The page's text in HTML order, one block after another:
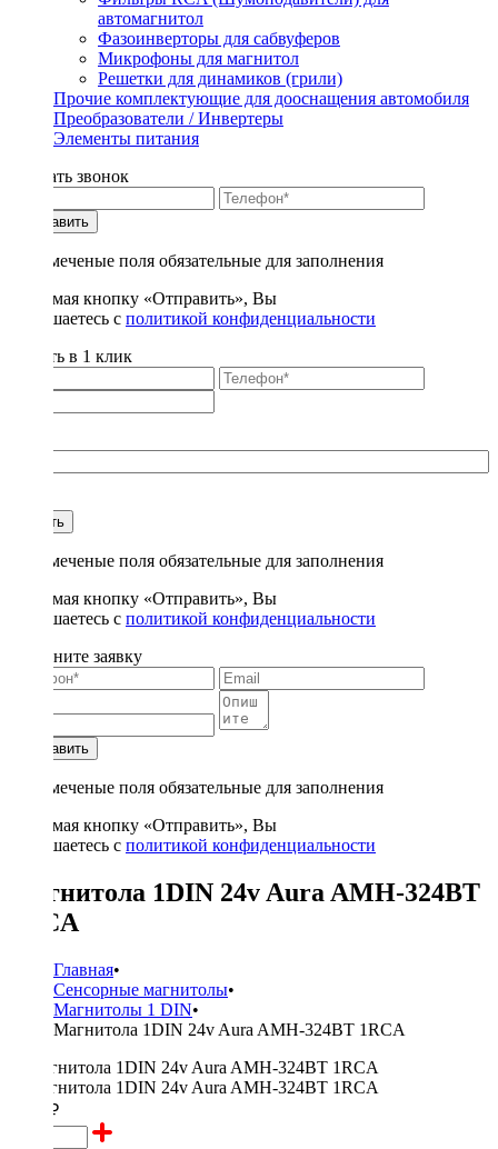
автомагнитол
Фазоинверторы для сабвуферов
Микрофоны для магнитол
Решетки для динамиков (грили)
Прочие комплектующие для дооснащения автомобиля
Преобразователи / Инвертеры
Элементы питания
Заказать звонок
Отправить
* - отмеченые поля обязательные для заполнения
Нажимая кнопку «Отправить», Вы
соглашаетесь с политикой конфиденциальности
Купить в 1 клик
Купить
* - отмеченые поля обязательные для заполнения
Нажимая кнопку «Отправить», Вы
соглашаетесь с политикой конфиденциальности
Заполните заявку
Отправить
* - отмеченые поля обязательные для заполнения
Нажимая кнопку «Отправить», Вы
соглашаетесь с политикой конфиденциальности
Магнитола 1DIN 24v Aura AMH-324BT
1RCA
Главная•
Сенсорные магнитолы•
Магнитолы 1 DIN•
Магнитола 1DIN 24v Aura AMH-324BT 1RCA
3000 ₽